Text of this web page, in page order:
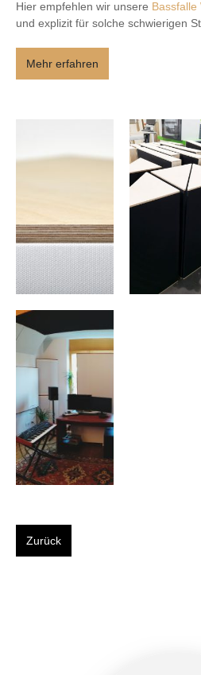
Hier empfehlen wir unsere Bassfalle
und explizit für solche schwierigen
Mehr erfahren
Zurück